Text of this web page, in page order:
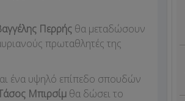
Περρής θα μεταδώσουν
πρωταθλητές της
ένα υψηλό επίπεδο σπουδών
Μπιρσίμ θα δώσει το